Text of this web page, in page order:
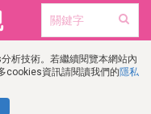
析技術。若繼續閱覽本網站內
cookies資訊請閱讀我們的隱私